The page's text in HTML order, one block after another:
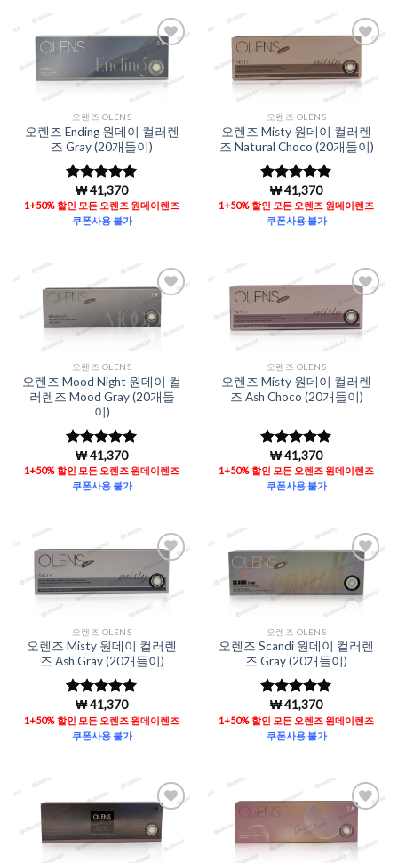
Add to
Wishlist
오렌즈 OLENS
오렌즈 Ending 원데이 컬러렌
즈 Gray (20개들이)
5 중에서
로 평가됨
₩41,370
1+50% 할인 모든 오렌즈 원데이렌즈
쿠폰사용 불가
Add to
Wishlist
오렌즈 OLENS
오렌즈 Misty 원데이 컬러렌
즈 Natural Choco (20개들이)
5 중에서
로 평가됨
₩41,370
1+50% 할인 모든 오렌즈 원데이렌즈
쿠폰사용 불가
Add to
Wishlist
오렌즈 OLENS
오렌즈 Mood Night 원데이 컬
러렌즈 Mood Gray (20개들
이)
5 중에서
로 평가됨
₩41,370
1+50% 할인 모든 오렌즈 원데이렌즈
쿠폰사용 불가
Add to
Wishlist
오렌즈 OLENS
오렌즈 Misty 원데이 컬러렌
즈 Ash Choco (20개들이)
5 중에서
로 평가됨
₩41,370
1+50% 할인 모든 오렌즈 원데이렌즈
쿠폰사용 불가
Add to
Wishlist
오렌즈 OLENS
오렌즈 Misty 원데이 컬러렌
즈 Ash Gray (20개들이)
5 중에서
로 평가됨
₩41,370
1+50% 할인 모든 오렌즈 원데이렌즈
쿠폰사용 불가
Add to
Wishlist
오렌즈 OLENS
오렌즈 Scandi 원데이 컬러렌
즈 Gray (20개들이)
5 중에서
로 평가됨
₩41,370
1+50% 할인 모든 오렌즈 원데이렌즈
쿠폰사용 불가
Add to
Wishlist
Add to
Wishlist